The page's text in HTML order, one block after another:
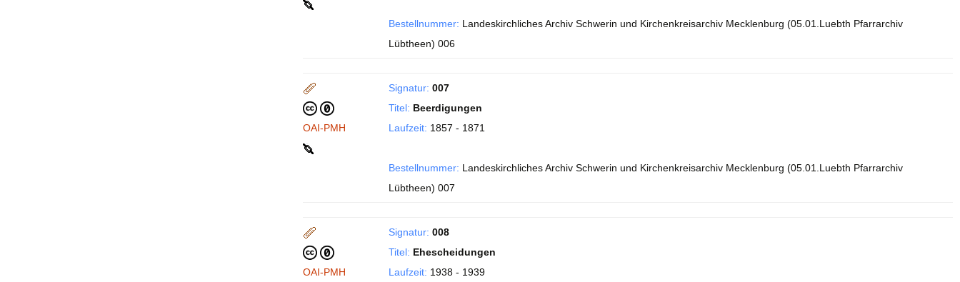
Bestellnummer: Landeskirchliches Archiv Schwerin und Kirchenkreisarchiv Mecklenburg (05.01.Luebth Pfarrarchiv
Lübtheen) 006
OAI-PMH
Signatur: 007
Titel: Beerdigungen
Laufzeit: 1857 - 1871
Bestellnummer: Landeskirchliches Archiv Schwerin und Kirchenkreisarchiv Mecklenburg (05.01.Luebth Pfarrarchiv
Lübtheen) 007
OAI-PMH
Signatur: 008
Titel: Ehescheidungen
Laufzeit: 1938 - 1939